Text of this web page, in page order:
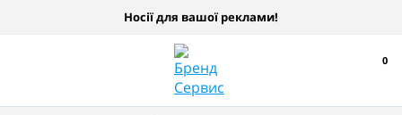
Носії для вашої реклами!
0